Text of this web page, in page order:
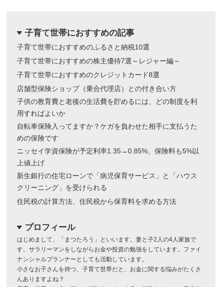
dropdown 子育て世帯におすすめの記事
子育て世帯におすすめのふるさと納税10選
子育て世帯におすすめの株主優待7選～レジャー編～
子育て世帯におすすめのクレジットカード8選
店舗型保険ショップ（乗合代理店）との付き合い方
子供の教育費と老後の生活費を貯めるには、どの制度を利
用すればよいか
自転車保険入ってますか？ケガを負わせた相手に支払うた
めの保険です
ニッセイ学資保険が予定利率1.35→0.85%、保険料も5%以
上値上げ
新生銀行の住宅ローンで「病児保育サービス」と「ハウス
クリーニング」を受けられる
住民税の計算方法、住民税から保育料を求める方法
dropdown プロフィール
はじめまして、「まつたろう」といいます。妻と子2人の4人家族で
す。サラリーマンをしながらお金や投資の勉強をしています。ファイ
ナンシャルプランナーとしても活動しています。
小さなお子さんを持つ、子育て世帯だと、お金に関する悩みがたくさ
んありますよね？